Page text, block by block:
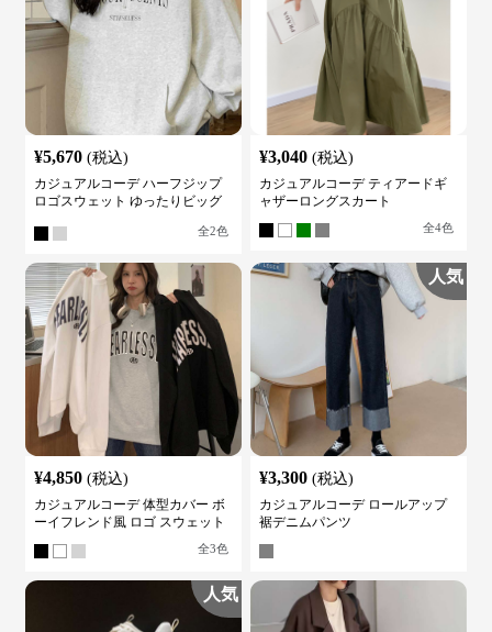
¥5,670 (税込)
カジュアルコーデ ハーフジップ
ロゴスウェット ゆったりビッグ
全2色
¥3,040 (税込)
カジュアルコーデ ティアードギ
ャザーロングスカート
全4色
¥4,850 (税込)
カジュアルコーデ 体型カバー ボ
ーイフレンド風 ロゴ スウェット
全3色
人気
¥3,300 (税込)
カジュアルコーデ ロールアップ
裾デニムパンツ
人気